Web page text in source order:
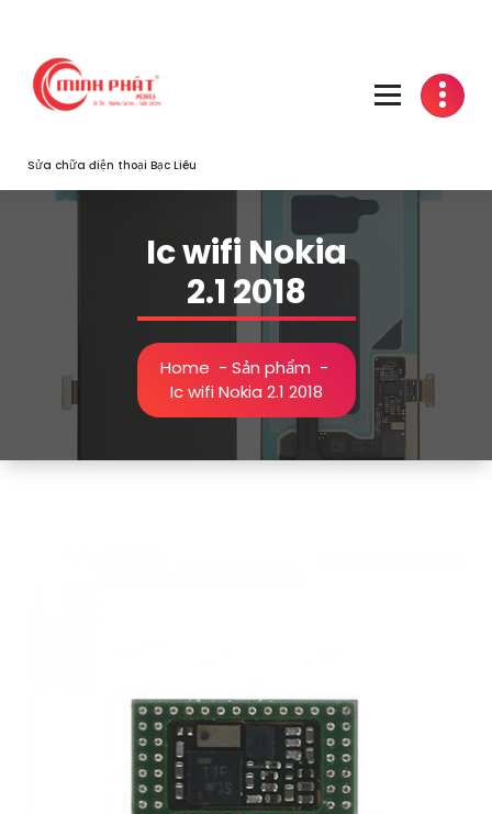
content
Sửa chữa điện thoại Bạc Liêu
Ic wifi Nokia
2.1 2018
Home - Sản phẩm -
Ic wifi Nokia 2.1 2018